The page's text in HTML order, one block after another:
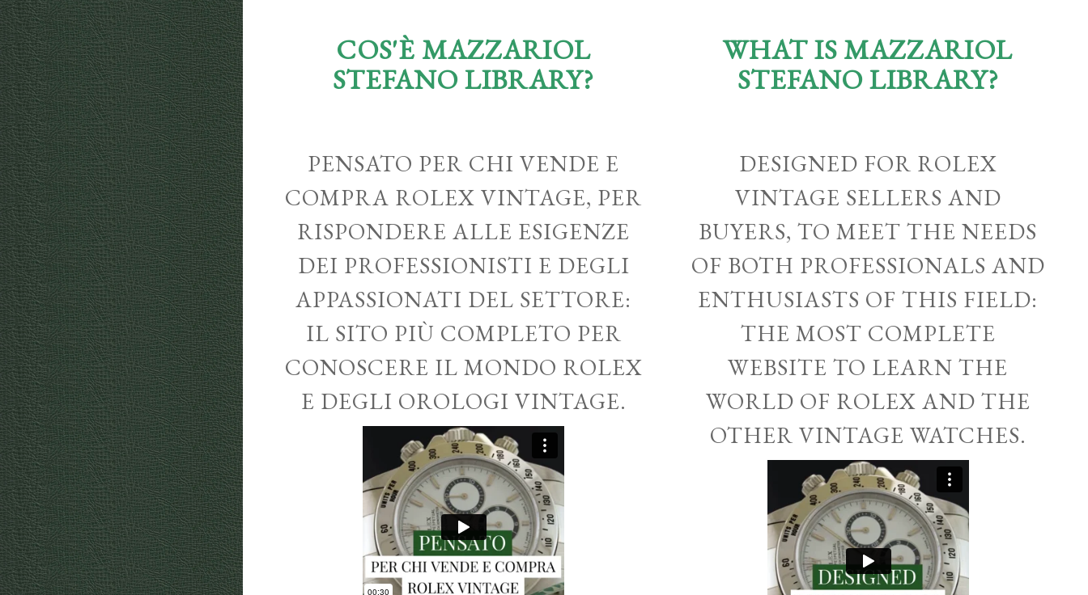
COS'È MAZZARIOL
STEFANO LIBRARY?
WHAT IS MAZZARIOL
STEFANO LIBRARY?
PENSATO PER CHI VENDE E
COMPRA ROLEX VINTAGE, PER
RISPONDERE ALLE ESIGENZE
DEI PROFESSIONISTI E DEGLI
APPASSIONATI DEL SETTORE:
IL SITO PIÙ COMPLETO PER
CONOSCERE IL MONDO ROLEX
E DEGLI OROLOGI VINTAGE.
DESIGNED FOR ROLEX
VINTAGE SELLERS AND
BUYERS, TO MEET THE NEEDS
OF BOTH PROFESSIONALS AND
ENTHUSIASTS OF THIS FIELD:
THE MOST COMPLETE
WEBSITE TO LEARN THE
WORLD OF ROLEX AND THE
OTHER VINTAGE WATCHES.